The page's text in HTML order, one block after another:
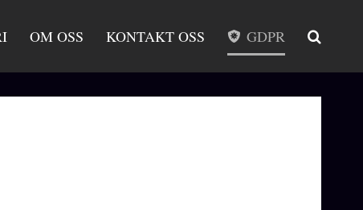
OM OSS KONTAKT OSS GDPR